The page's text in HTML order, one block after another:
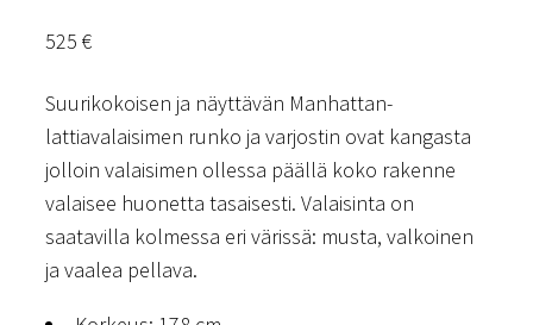
525 €
Suurikokoisen ja näyttävän Manhattan-
lattiavalaisimen runko ja varjostin ovat kangasta
jolloin valaisimen ollessa päällä koko rakenne
valaisee huonetta tasaisesti. Valaisinta on
saatavilla kolmessa eri värissä: musta, valkoinen
ja vaalea pellava.